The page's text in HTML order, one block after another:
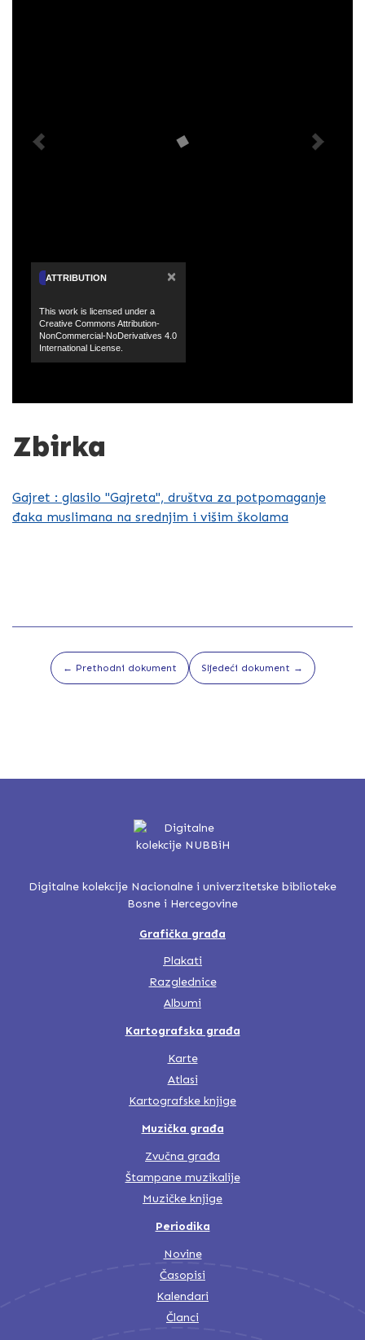
Zbirka
Gajret : glasilo "Gajreta", društva za potpomaganje
đaka muslimana na srednjim i višim školama
ATTRIBUTION ×
This work is licensed under a
Creative Commons Attribution-
NonCommercial-NoDerivatives 4.0
International License.
← Prethodni dokument Sljedeći dokument →
Digitalne kolekcije Nacionalne i univerzitetske biblioteke
Bosne i Hercegovine
Grafička građa
Plakati
Razglednice
Albumi
Kartografska građa
Karte
Atlasi
Kartografske knjige
Muzička građa
Zvučna građa
Štampane muzikalije
Muzičke knjige
Periodika
Novine
Časopisi
Kalendari
Članci